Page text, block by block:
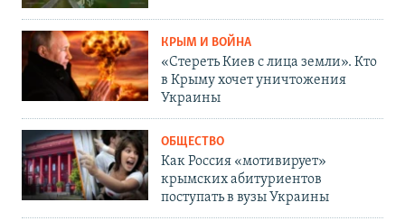
КРЫМ И ВОЙНА
«Стереть Киев с лица земли». Кто
в Крыму хочет уничтожения
Украины
ОБЩЕСТВО
Как Россия «мотивирует»
крымских абитуриентов
поступать в вузы Украины